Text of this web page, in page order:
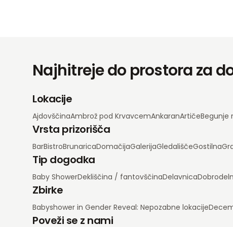
Najhitreje do prostora za
Lokacije
AjdovščinaAmbrož pod KrvavcemAnkaranArtičeBegunje
Vrsta prizorišča
BarBistroBrunaricaDomačijaGalerijaGledališčeGostilna
Tip dogodka
Baby ShowerDekliščina / fantovščinaDelavnica
Zbirke
Babyshower in Gender Reveal: Nepozabne lokacije
Poveži se z nami